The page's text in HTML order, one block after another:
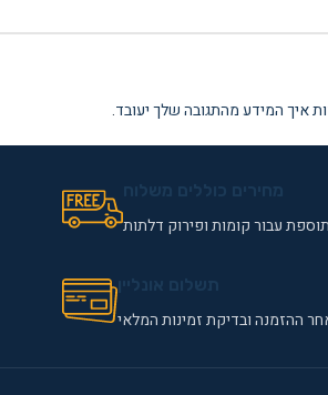
איך המידע מהתגובה שלך יעובד.
עבור קומות ופירוק דלתות
ההזמנה ובדיקת זמינות המלאי